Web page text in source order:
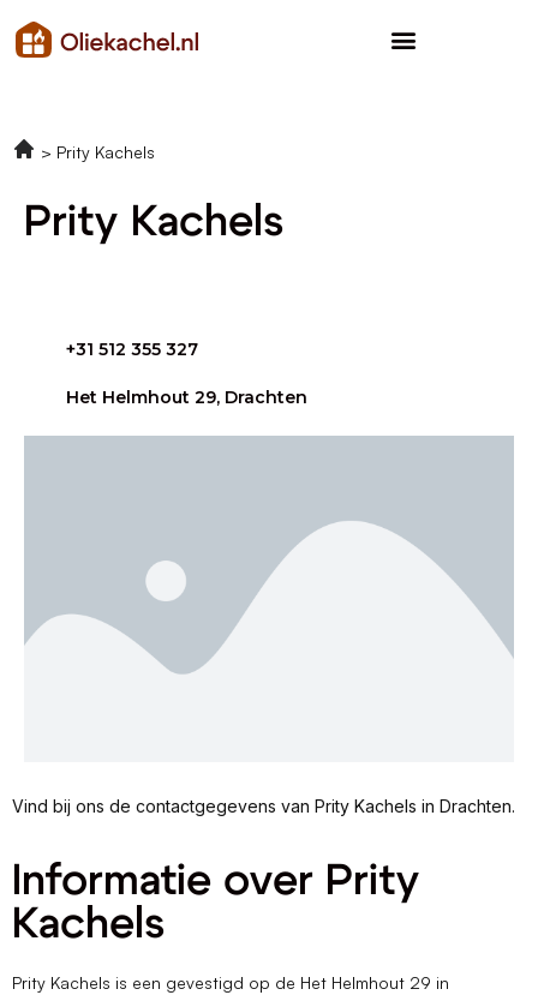
Prity Kachels
Prity Kachels
+31 512 355 327
Het Helmhout 29, Drachten
Vind bij ons de contactgegevens van Prity Kachels in Drachten.
Informatie over Prity
Kachels
Prity Kachels is een gevestigd op de Het Helmhout 29 in